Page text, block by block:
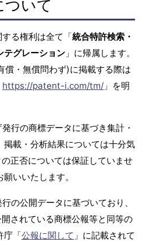
ついて
る権利は全て「統合特許検索・
テグレーション 」に帰属します。
償・無償問わず)に掲載する際は
https://patent-i.com/tm/ 」を明
行の商標データに基づき集計・
載・分析結果については十分気
正否については保証していませ
いいたします。
の公開データに基づいており、
されている商標公報等と同等の
庁「公報に関して 」に記載されて